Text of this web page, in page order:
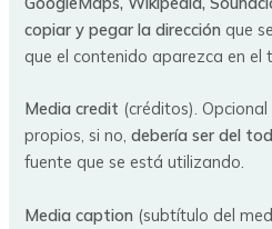
copiar y pegar la dirección que
que el contenido aparezca en el
Media credit (créditos).
propios, si no,debería ser del
fuente que se está utilizando.
Media caption (subtítulo del